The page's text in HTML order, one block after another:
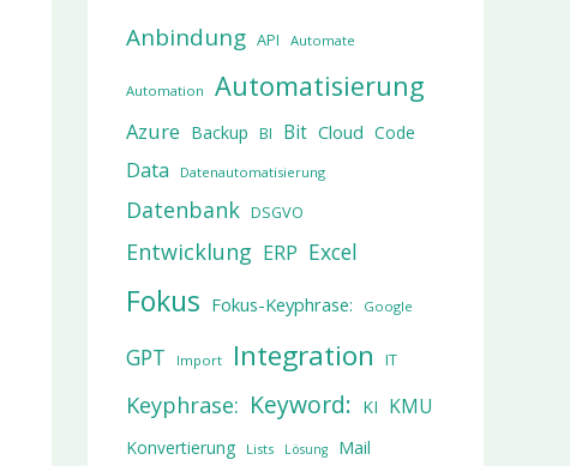
Anbindung API Automate
Automation Automatisierung
Azure Backup BI Bit Cloud Code
Data Datenautomatisierung
Datenbank DSGVO
Entwicklung ERP Excel
Fokus Fokus-Keyphrase: Google
GPT Import Integration IT
Keyphrase: Keyword: KI KMU
Konvertierung Lists Lösung Mail